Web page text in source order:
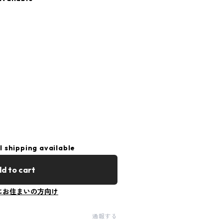
shipping available
to cart
お住まいの方向け
通報する